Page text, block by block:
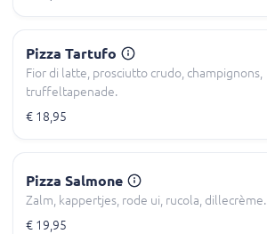
Pizza Tartufo
Fior di latte, prosciutto crudo, champignons,
truffeltapenade.
€ 18,95
Pizza Salmone
Zalm, kappertjes, rode ui, rucola, dillecrème.
€ 19,95